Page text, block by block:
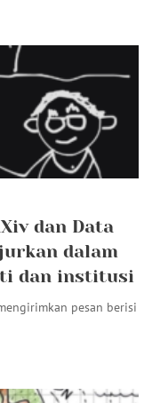
dan Data
dalam
dan institusi
pesan berisi